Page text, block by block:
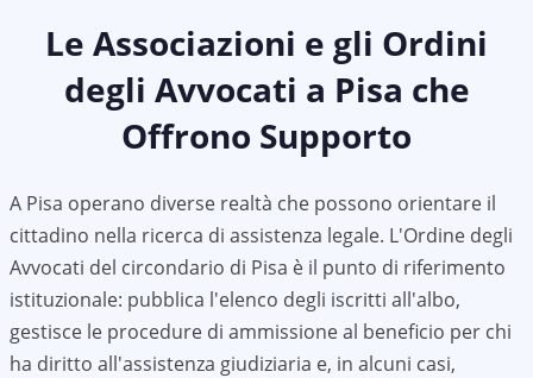
Le Associazioni e gli Ordini
degli Avvocati a Pisa che
Offrono Supporto
A Pisa operano diverse realtà che possono orientare il
cittadino nella ricerca di assistenza legale. L'Ordine degli
Avvocati del circondario di Pisa è il punto di riferimento
istituzionale: pubblica l'elenco degli iscritti all'albo,
gestisce le procedure di ammissione al beneficio per chi
ha diritto all'assistenza giudiziaria e, in alcuni casi,